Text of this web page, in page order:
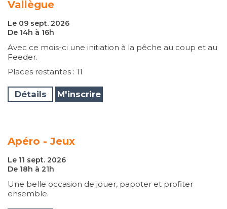
Vallègue
Le 09 sept. 2026
De 14h à 16h
Avec ce mois-ci une initiation à la pêche au coup et au
Feeder.
Places restantes : 11
Détails M'inscrire
Apéro - Jeux
Le 11 sept. 2026
De 18h à 21h
Une belle occasion de jouer, papoter et profiter
ensemble.